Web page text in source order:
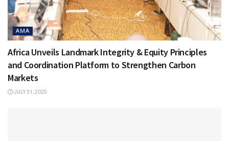
AMA
Africa Unveils Landmark Integrity & Equity Principles
and Coordination Platform to Strengthen Carbon
Markets
JULY 31, 2025